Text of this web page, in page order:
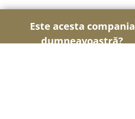
Este acesta compania
dumneavoastră?